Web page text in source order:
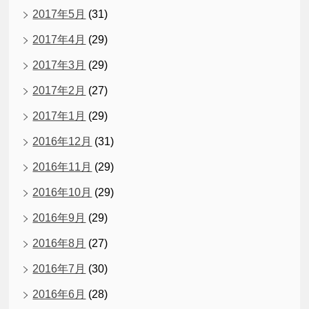
2017年5月 (31)
2017年4月 (29)
2017年3月 (29)
2017年2月 (27)
2017年1月 (29)
2016年12月 (31)
2016年11月 (29)
2016年10月 (29)
2016年9月 (29)
2016年8月 (27)
2016年7月 (30)
2016年6月 (28)